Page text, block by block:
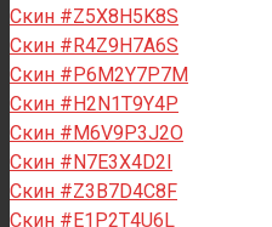
Скин #Z5X8H5K8S
Скин #R4Z9H7A6S
Скин #P6M2Y7P7M
Скин #H2N1T9Y4P
Скин #M6V9P3J2O
Скин #N7E3X4D2I
Скин #Z3B7D4C8F
Скин #E1P2T4U6L